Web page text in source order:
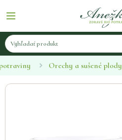
Orechy a sušené plody